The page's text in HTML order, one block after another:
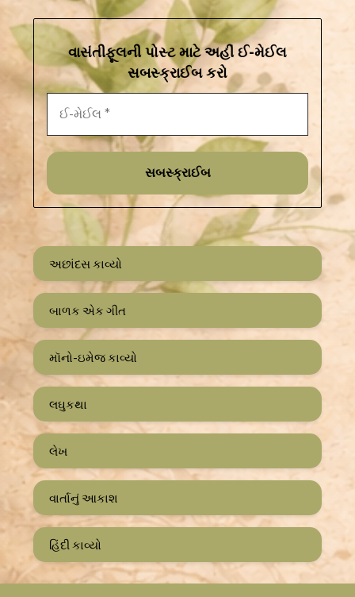
વાસંતીફૂલની પોસ્ટ માટે અહીં ઈ-મેઈલ
સબસ્ક્રાઈબ કરો
અછાંદસ કાવ્યો
બાળક એક ગીત
મૉનો-ઇમેજ કાવ્યો
લઘુકથા
લેખ
વાર્તાનું આકાશ
હિંદી કાવ્યો